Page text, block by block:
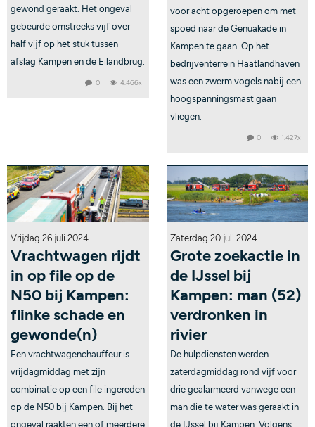
gewond geraakt. Het ongeval
gebeurde omstreeks vijf over
half vijf op het stuk tussen
afslag Kampen en de Eilandbrug.
0 4.466x
voor acht opgeroepen om met
spoed naar de Genuakade in
Kampen te gaan. Op het
bedrijventerrein Haatlandhaven
was een zwerm vogels nabij een
hoogspanningsmast gaan
vliegen.
0 1.427x
Vrijdag 26 juli 2024
Vrachtwagen rijdt
in op file op de
N50 bij Kampen:
flinke schade en
gewonde(n)
Een vrachtwagenchauffeur is
vrijdagmiddag met zijn
combinatie op een file ingereden
op de N50 bij Kampen. Bij het
ongeval raakten een of meerdere
Zaterdag 20 juli 2024
Grote zoekactie in
de IJssel bij
Kampen: man (52)
verdronken in
rivier
De hulpdiensten werden
zaterdagmiddag rond vijf voor
drie gealarmeerd vanwege een
man die te water was geraakt in
de IJssel bij Kampen. Volgens